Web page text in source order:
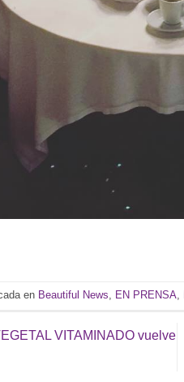
en Beautiful News, EN PRENSA,
VITAMINADO vuelve